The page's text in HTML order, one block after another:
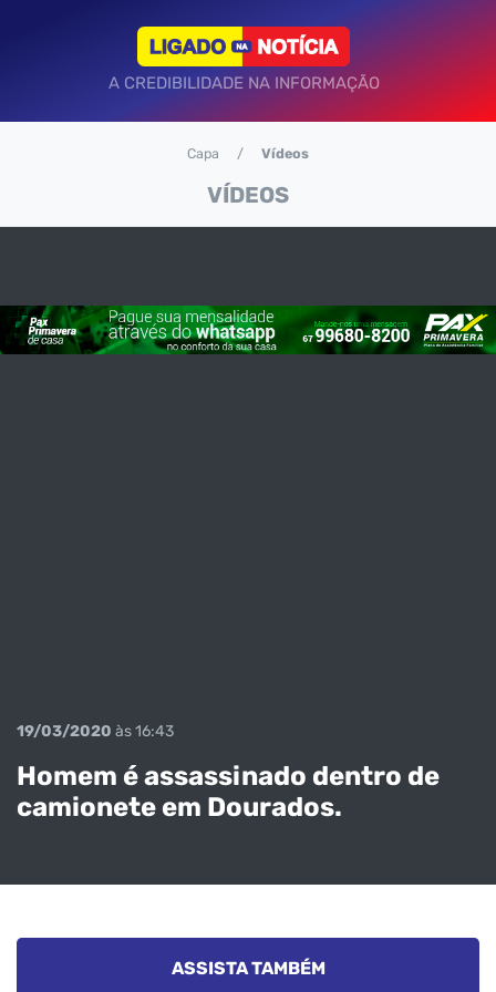
A CREDIBILIDADE NA INFORMAÇÃO
VÍDEOS
Capa Vídeos
19/03/2020 às 16:43
Homem é assassinado dentro de
camionete em Dourados.
ASSISTA TAMBÉM